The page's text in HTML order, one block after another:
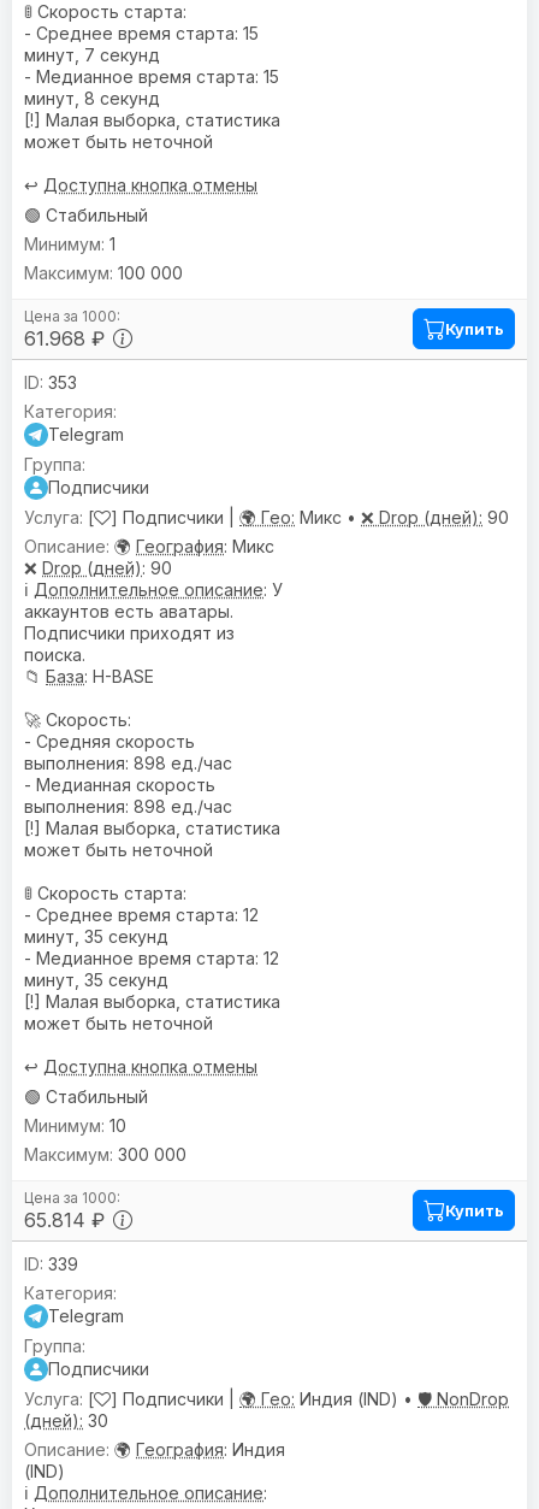
🚦 Скорость старта:
- Среднее время старта: 15
минут, 7 секунд
- Медианное время старта: 15
минут, 8 секунд
[!] Малая выборка, статистика
может быть неточной
↩️ Доступна кнопка отмены
🟢 Стабильный
61.968 ₽
1
100 000
Купить
353
Telegram
Подписчики
[
] Подписчики | 🌍 Гео: Микс • ❌ Drop (дней): 90
🌍 География: Микс
❌ Drop (дней): 90
ℹ️ Дополнительное описание: У
аккаунтов есть аватары.
Подписчики приходят из
поиска.
📁 База: H-BASE
🚀 Скорость:
- Средняя скорость
выполнения: 898 ед./час
- Медианная скорость
выполнения: 898 ед./час
[!] Малая выборка, статистика
может быть неточной
🚦 Скорость старта:
- Среднее время старта: 12
минут, 35 секунд
- Медианное время старта: 12
минут, 35 секунд
[!] Малая выборка, статистика
может быть неточной
↩️ Доступна кнопка отмены
🟢 Стабильный
65.814 ₽
10
300 000
Купить
339
Telegram
Подписчики
[
] Подписчики | 🌍 Гео: Индия (IND) • 🛡️ NonDrop
(дней): 30
🌍 География: Индия
(IND)
ℹ️ Дополнительное описание: